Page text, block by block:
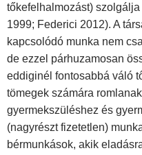
tőkefelhalmozást)
1999; Federici 2012). A
kapcsolódó munka nem
de ezzel párhuzamosan
eddiginél fontosabbá váló
tömegek számára
gyermekszüléshez és
(nagyrészt fizetetlen)
bérmunkások, akik